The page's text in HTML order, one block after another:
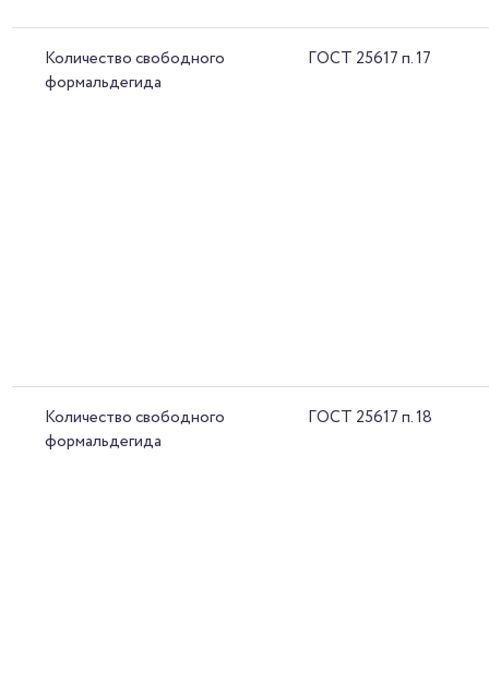
Количество свободного
формальдегида
ГОСТ 25617 п. 17
Количество свободного
формальдегида
ГОСТ 25617 п. 18